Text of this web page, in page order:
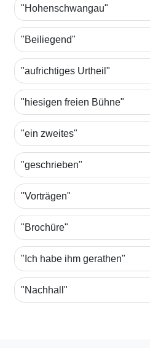
"Hohenschwangau"
"Beiliegend"
"aufrichtiges Urtheil"
"hiesigen freien Bühne"
"ein zweites"
"geschrieben"
"Vorträgen"
"Brochüre"
"Ich habe ihm gerathen"
"Nachhall"